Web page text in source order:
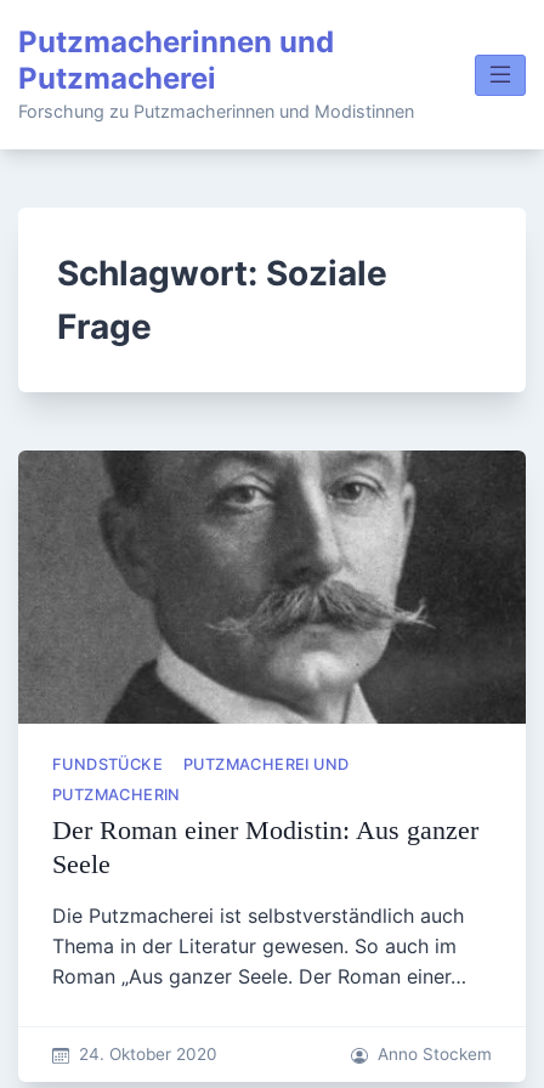
content
Putzmacherinnen und
Putzmacherei
Forschung zu Putzmacherinnen und Modistinnen
Schlagwort: Soziale
Frage
FUNDSTÜCKE
PUTZMACHEREI UND
PUTZMACHERIN
Der Roman einer Modistin: Aus ganzer
Seele
Die Putzmacherei ist selbstverständlich auch
Thema in der Literatur gewesen. So auch im
Roman „Aus ganzer Seele. Der Roman einer…
24. Oktober 2020 Anno Stockem